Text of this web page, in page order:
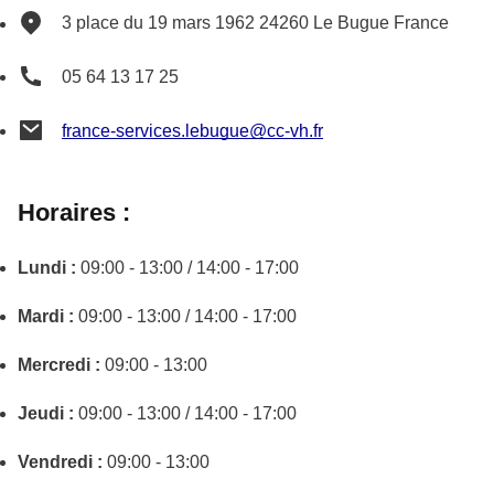
3 place du 19 mars 1962 24260 Le Bugue France
05 64 13 17 25
france-services.lebugue@cc-vh.fr
Horaires :
Lundi : 09:00 - 13:00 / 14:00 - 17:00
Mardi : 09:00 - 13:00 / 14:00 - 17:00
Mercredi : 09:00 - 13:00
Jeudi : 09:00 - 13:00 / 14:00 - 17:00
Vendredi : 09:00 - 13:00